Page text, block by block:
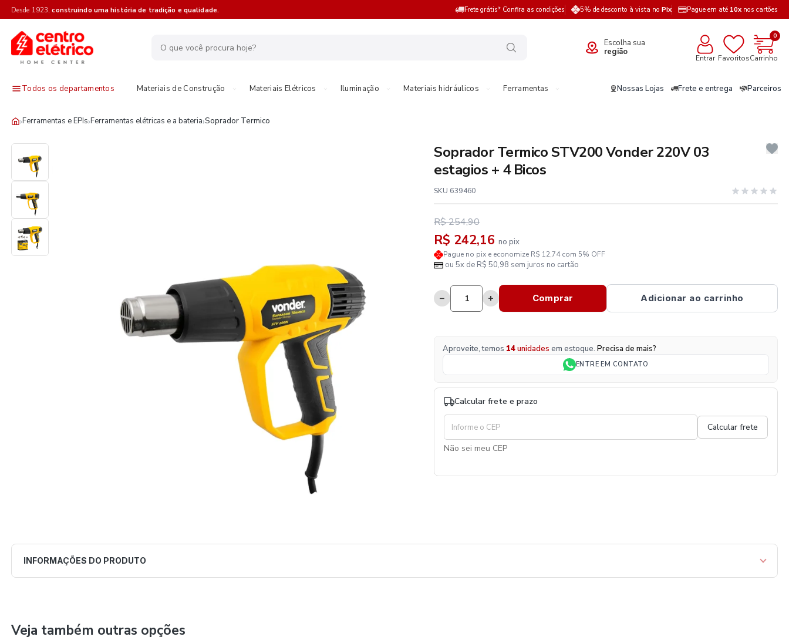
Desde 1923,construindo uma história de tradição e qualidade. Frete grátis* Confira as condições 5% de desconto à vista no Pix Pague em até 10x nos cartões
Escolha sua
região
Entrar Favoritos
0
Carrinho
Todos os departamentos Materiais de Construção Materiais Elétricos Iluminação Materiais hidráulicos Ferramentas Nossas Lojas Frete e entrega Parceiros
›Ferramentas e EPIs›Ferramentas elétricas e a bateria›Soprador Termico
15%OFF
Soprador Termico STV200 Vonder 220V 03
estagios + 4 Bicos
SKU 639460
R$ 254,90
R$ 242,16 no pix
Pague no pix e economize R$ 12,74 com 5% OFF
ou 5x de R$ 50,98 sem juros no cartão
− + Comprar Adicionar ao carrinho
Aproveite, temos 14unidades em estoque. Precisa de mais?
ENTRE EM CONTATO
Calcular frete e prazo
Não sei meu CEP
INFORMAÇÕES DO PRODUTO
Veja também outras opções